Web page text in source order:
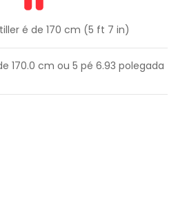
é de 170 cm (5 ft 7 in)
170.0 cm ou 5 pé 6.93 polegada